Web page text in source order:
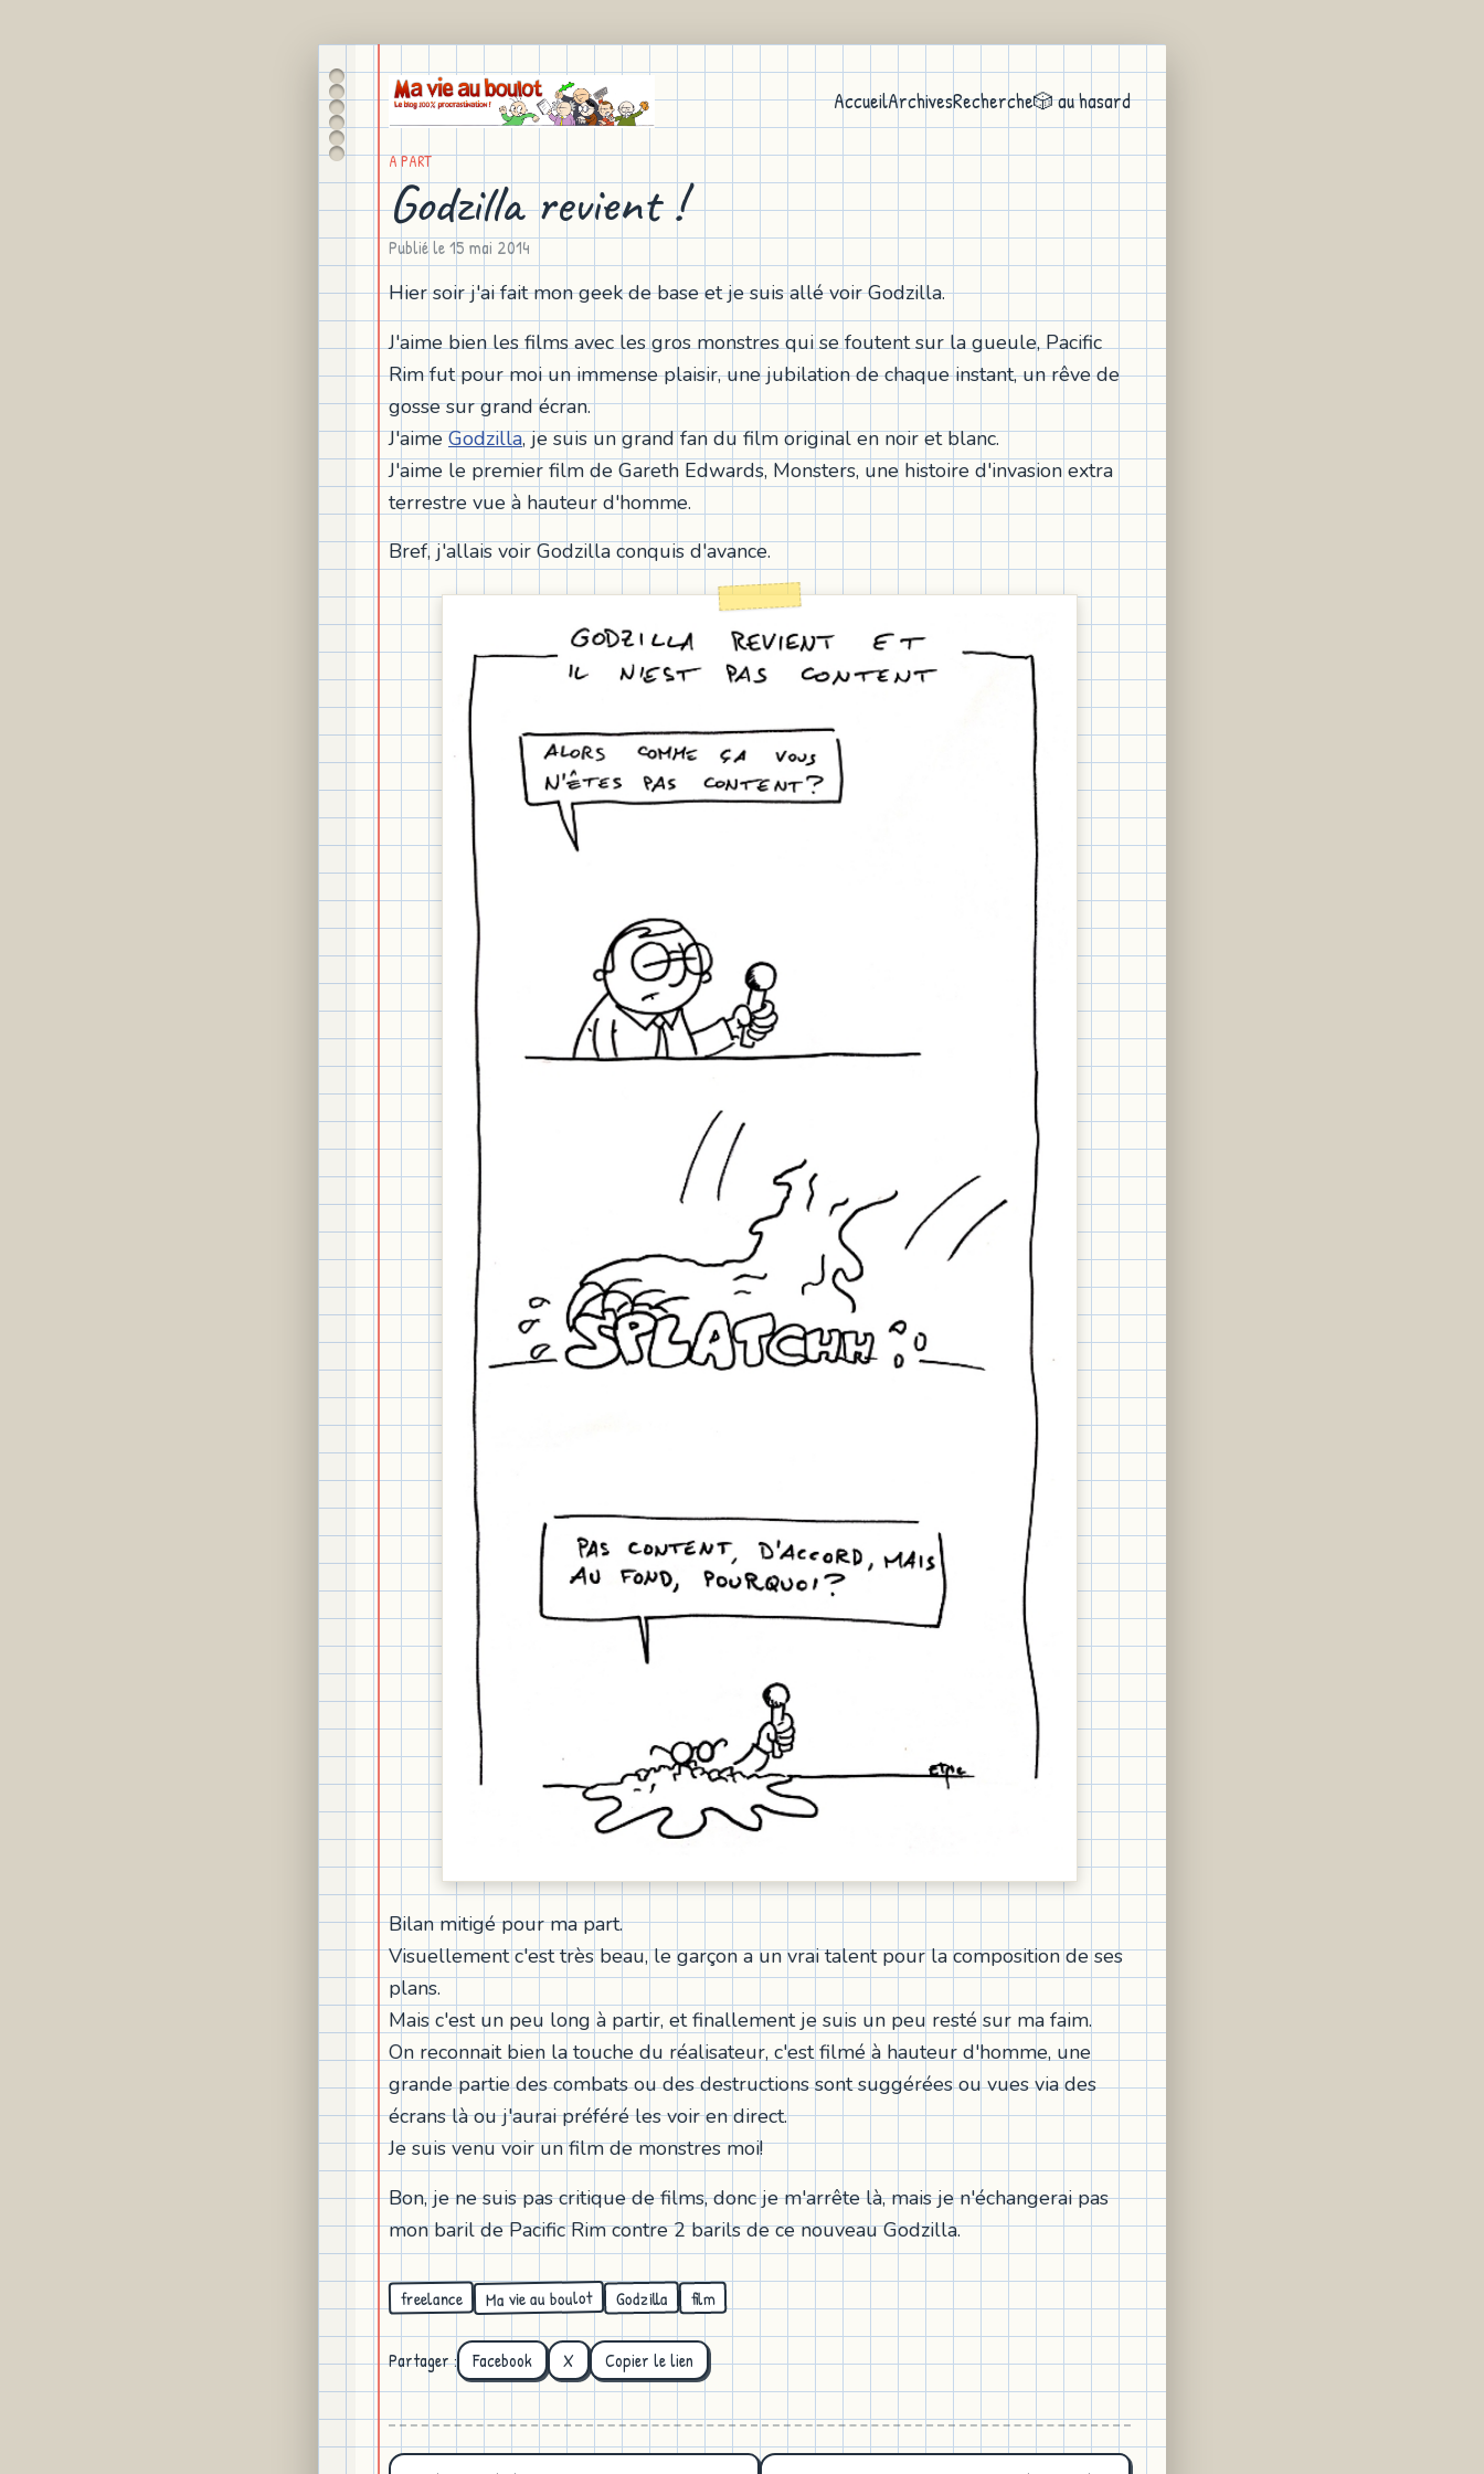
AccueilArchivesRecherche🎲 au hasard
A PART
Godzilla revient !
Publié le15 mai 2014
Hier soir j'ai fait mon geek de base et je suis allé voir Godzilla.
J'aime bien les films avec les gros monstres qui se foutent sur la gueule, Pacific
Rim fut pour moi un immense plaisir, une jubilation de chaque instant, un rêve de
gosse sur grand écran.
J'aimeGodzilla, je suis un grand fan du film original en noir et blanc.
J'aime le premier film de Gareth Edwards, Monsters, une histoire d'invasion extra
terrestre vue à hauteur d'homme.
Bref, j'allais voir Godzilla conquis d'avance.
Bilan mitigé pour ma part.
Visuellement c'est très beau, le garçon a un vrai talent pour la composition de ses
plans.
Mais c'est un peu long à partir, et finallement je suis un peu resté sur ma faim.
On reconnait bien la touche du réalisateur, c'est filmé à hauteur d'homme, une
grande partie des combats ou des destructions sont suggérées ou vues via des
écrans là ou j'aurai préféré les voir en direct.
Je suis venu voir un film de monstres moi!
Bon, je ne suis pas critique de films, donc je m'arrête là, mais je n'échangerai pas
mon baril de Pacific Rim contre 2 barils de ce nouveau Godzilla.
freelance Ma vie au boulot Godzilla film
Partager : Facebook X Copier le lien